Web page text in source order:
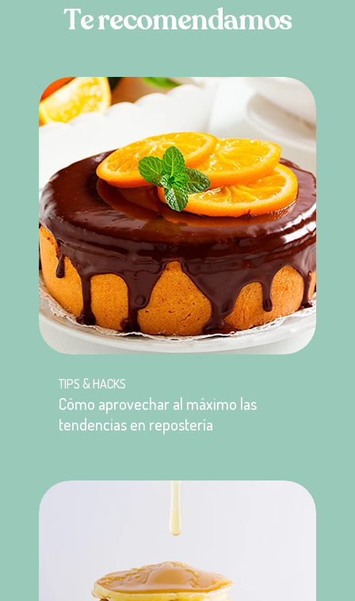
Terecomendamos
TIPS & HACKS
Cómo aprovechar al máximo las
tendencias en repostería